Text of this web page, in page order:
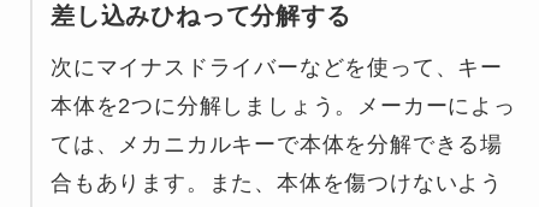
差し込みひねって分解する
次にマイナスドライバーなどを使って、キー
本体を2つに分解しましょう。メーカーによっ
ては、メカニカルキーで本体を分解できる場
合もあります。また、本体を傷つけないよう